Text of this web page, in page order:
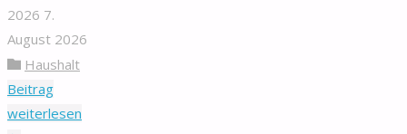
2026 7.
August 2026
Haushalt
Beitrag
weiterlesen